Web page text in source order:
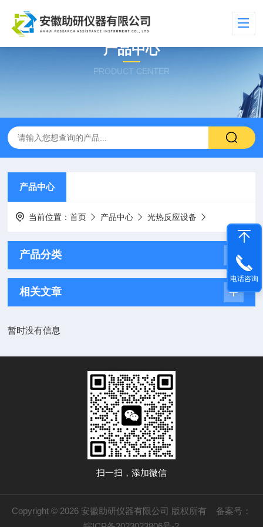
产品中心
PRODUCT CENTER
产品中心
当前位置：首页 产品中心 光热反应设备
产品分类
相关文章
暂时没有信息
扫一扫，添加微信
Copyright © 2026 安徽助研仪器有限公司 版权所有 备案号：
电话咨询